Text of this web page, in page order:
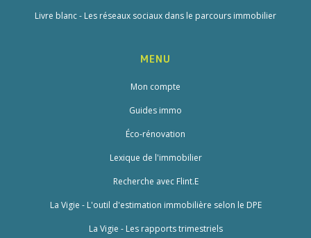
Livre blanc - Les réseaux sociaux dans le parcours immobilier
MENU
Mon compte
Guides immo
Éco-rénovation
Lexique de l'immobilier
Recherche avec Flint.E
La Vigie - L'outil d'estimation immobilière selon le DPE
La Vigie - Les rapports trimestriels